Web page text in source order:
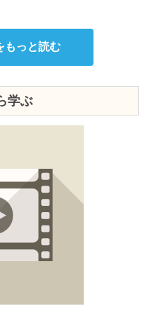
もっと読む
学ぶ